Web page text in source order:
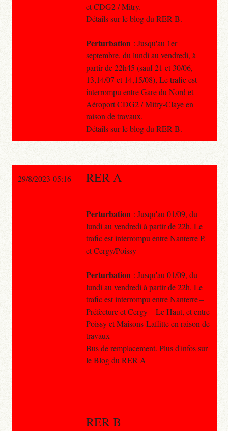
et CDG2 / Mitry.
Détails sur le blog du RER B.
Perturbation : Jusqu'au 1er
septembre, du lundi au vendredi, à
partir de 22h45 (sauf 21 et 30/06,
13,14/07 et 14,15/08), Le trafic est
interrompu entre Gare du Nord et
Aéroport CDG2 / Mitry-Claye en
raison de travaux.
Détails sur le blog du RER B.
29/8/2023 05:16 RER A
Perturbation : Jusqu'au 01/09, du
lundi au vendredi à partir de 22h, Le
trafic est interrompu entre Nanterre P.
et Cergy/Poissy
Perturbation : Jusqu'au 01/09, du
lundi au vendredi à partir de 22h, Le
trafic est interrompu entre Nanterre –
Préfecture et Cergy – Le Haut, et entre
Poissy et Maisons-Laffitte en raison de
travaux
Bus de remplacement. Plus d'infos sur
le Blog du RER A
RER B